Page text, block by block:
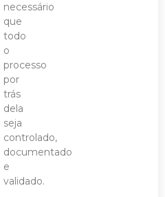
necessário
que
todo
o
processo
por
trás
dela
seja
controlado,
documentado
e
validado.